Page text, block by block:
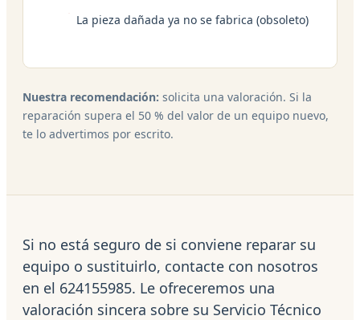
La pieza dañada ya no se fabrica (obsoleto)
Nuestra recomendación: solicita una valoración. Si la
reparación supera el 50 % del valor de un equipo nuevo,
te lo advertimos por escrito.
Si no está seguro de si conviene reparar su
equipo o sustituirlo, contacte con nosotros
en el 624155985. Le ofreceremos una
valoración sincera sobre su Servicio Técnico